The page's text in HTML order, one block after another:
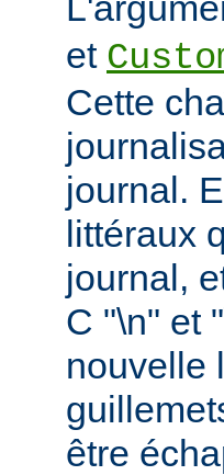
et
Cette
journal.
littéraux
journal,
C "\n" et
nouvelle
être